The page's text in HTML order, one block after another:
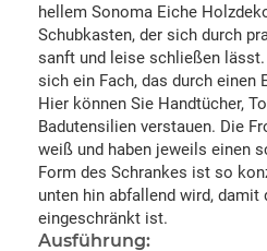
hellem Sonoma Eiche
Schubkasten, der sich durch
sanft und leise schließen
sich ein Fach, das durch einen
Hier können Sie Handtücher,
Badutensilien verstauen. Die
weiß und haben jeweils einen
Form des Schrankes ist so
unten hin abfallend wird,
eingeschränkt ist.
Ausführung: